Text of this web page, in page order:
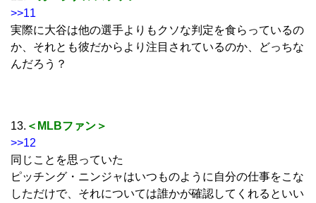
>>11
実際に大谷は他の選手よりもクソな判定を食らっているの
か、それとも彼だからより注目されているのか、どっちな
んだろう？
13. ＜MLBファン＞
>>12
同じことを思っていた
ピッチング・ニンジャはいつものように自分の仕事をこな
しただけで、それについては誰かが確認してくれるといい